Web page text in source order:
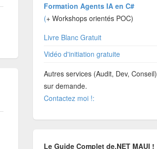
Formation Agents IA en C#
(+ Workshops orientés POC)
Livre Blanc Gratuit
Vidéo d'initiation gratuite
Autres services (Audit, Dev, Conseil)
sur demande.
Contactez moi !:
Le Guide Complet de.NET MAUI !